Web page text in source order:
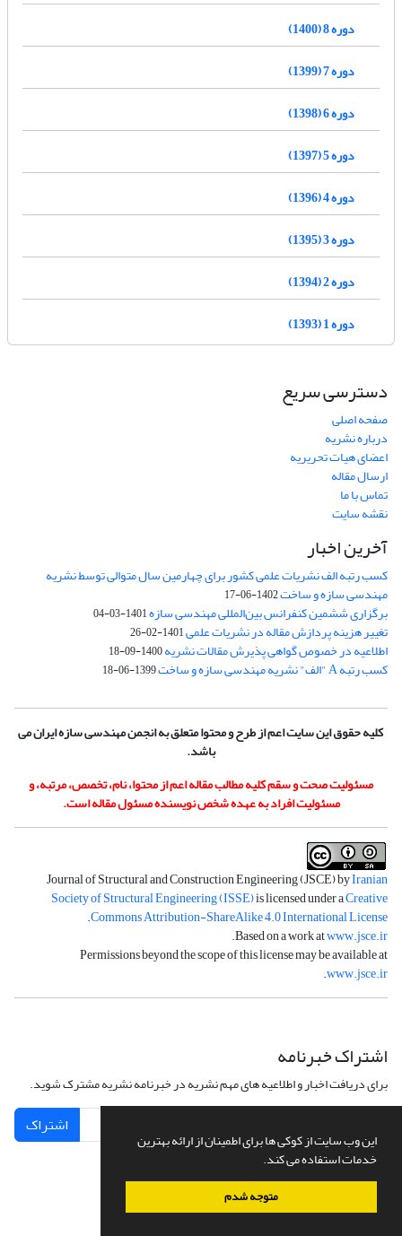
این وب سایت از کوکی ها برای اطمینان از ارائه بهترین
خدمات استفاده می کند.
متوجه شدم
دوره 8 (1400)
دوره 7 (1399)
دوره 6 (1398)
دوره 5 (1397)
دوره 4 (1396)
دوره 3 (1395)
دوره 2 (1394)
دوره 1 (1393)
دسترسی سریع
صفحه اصلی
درباره نشریه
اعضای هیات تحریریه
ارسال مقاله
تماس با ما
نقشه سایت
آخرین اخبار
کسب رتبه الف نشریات علمی کشور برای چهارمین سال متوالی توسط نشریه
مهندسی سازه و ساخت1402-06-17
برگزاری ششمین کنفرانس بین‌المللی مهندسی سازه1401-03-04
تغییر هزینه پردازش مقاله در نشریات علمی1401-02-26
اطلاعیه در خصوص گواهی پذیرش مقالات نشریه1400-09-18
کسب رتبه A "الف" نشریه مهندسی سازه و ساخت 1399-06-18
کلیه حقوق این سایت اعم از طرح و محتوا متعلق به انجمن مهندسی سازه ایران می
باشد.
مسئولیت صحت و سقم کلیه مطالب مقاله اعم از محتوا، نام، تخصص، مرتبه، و
مسئولیت افراد به عهده شخص نویسنده مسئول مقاله است.
Journal of Structural and Construction Engineering (JSCE) byIranian
Society of Structural Engineering (ISSE)is licensed under aCreative
Commons Attribution-ShareAlike 4.0 International License
.
Based on a work atwww.jsce.ir
.
Permissions beyond the scope of this license may be available at
www.jsce.ir
.
اشتراک خبرنامه
برای دریافت اخبار و اطلاعیه های مهم نشریه در خبرنامه نشریه مشترک شوید.
اشتراک
سامانه مدیریت نشریات علمی.طراحی و پیاده سازی ازسیناوب